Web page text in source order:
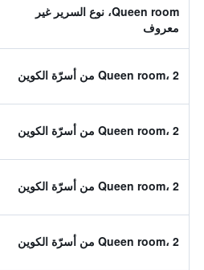
Queen room، نوع السرير غير
معروف
Queen room، 2 من أسرّة الكوين
Queen room، 2 من أسرّة الكوين
Queen room، 2 من أسرّة الكوين
Queen room، 2 من أسرّة الكوين